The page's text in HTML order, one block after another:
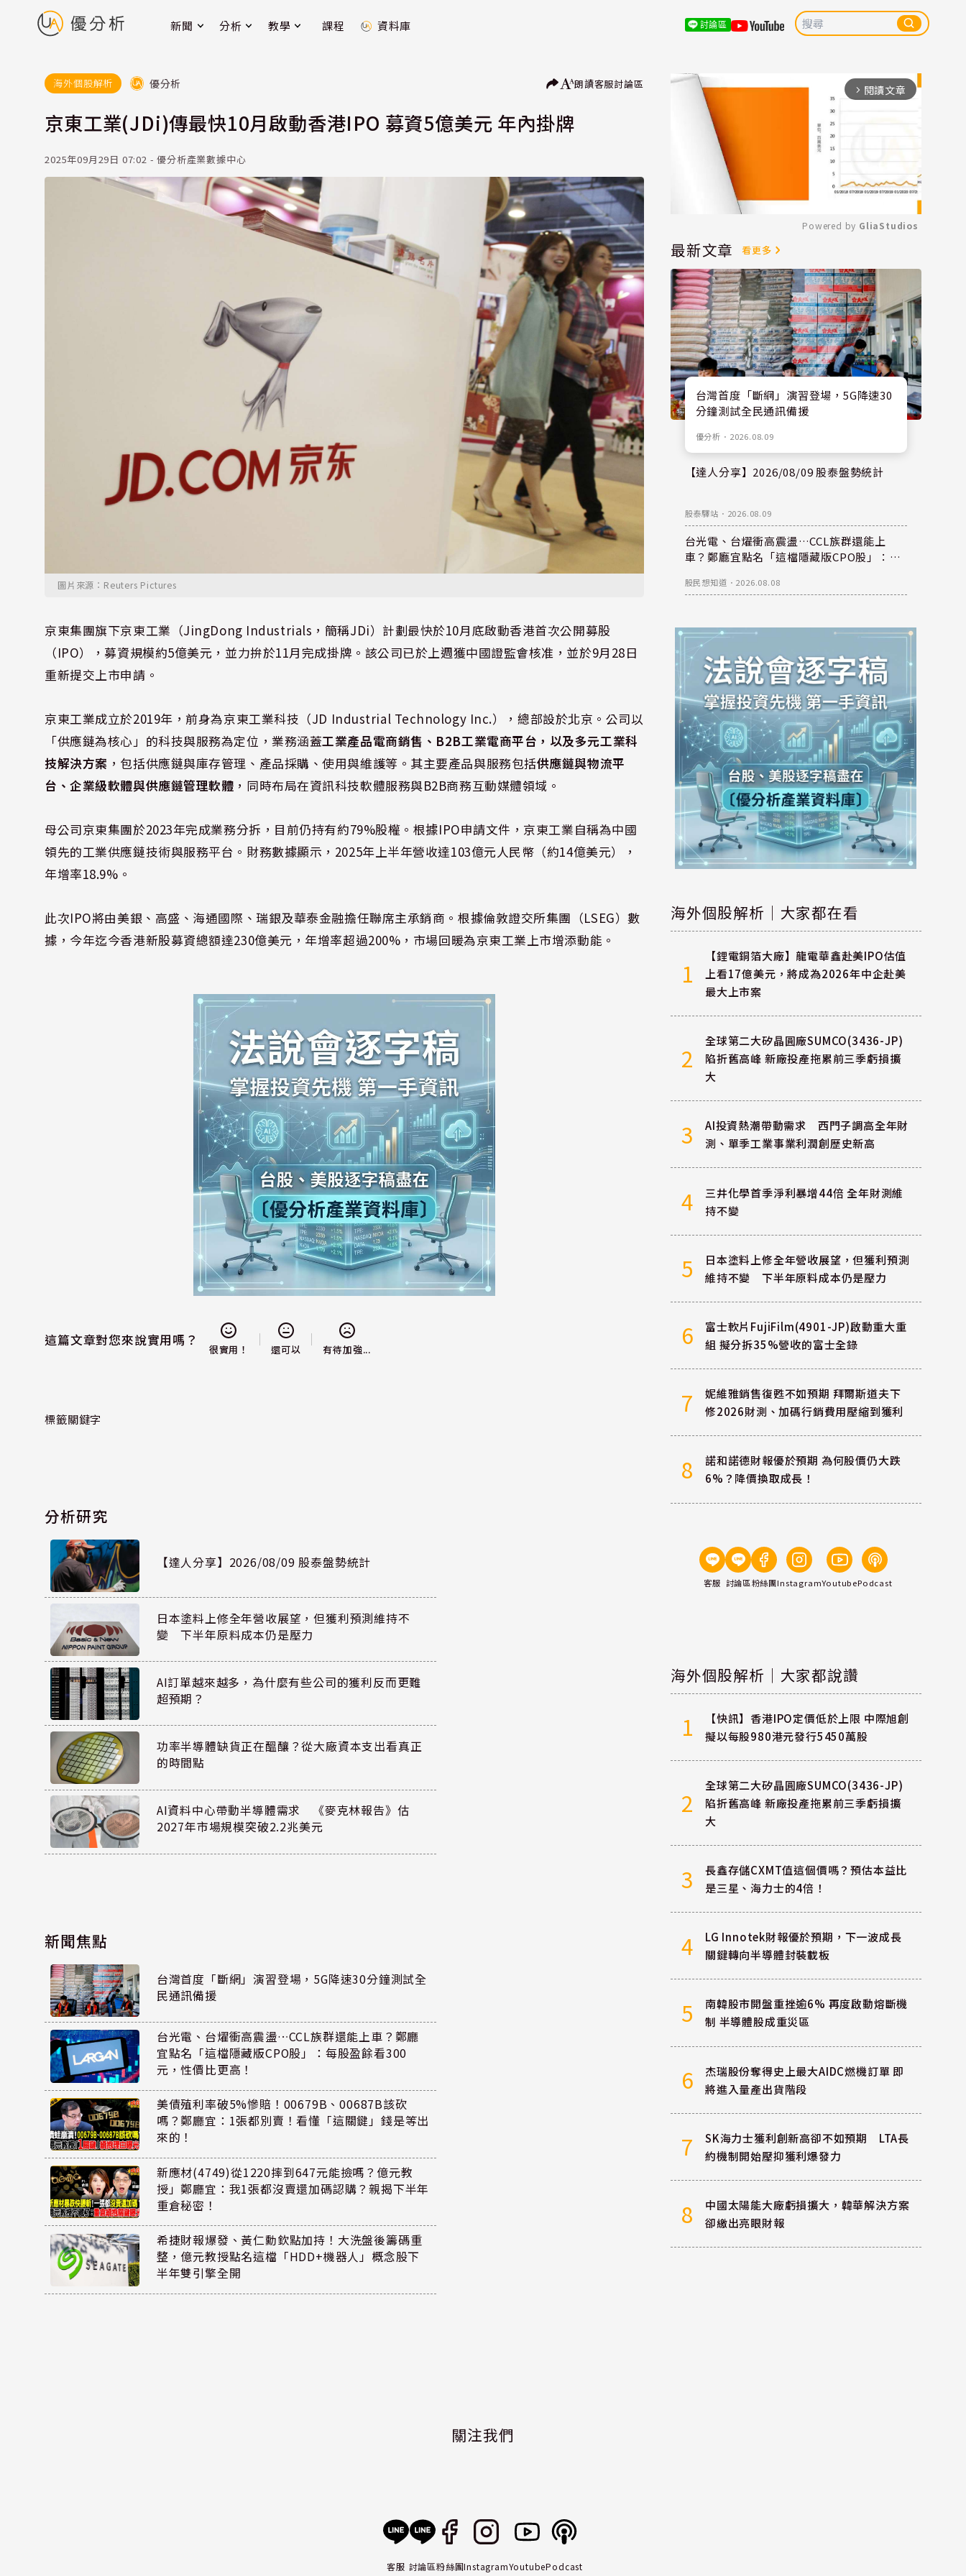
新聞 分析 教學 課程 資料庫 討論區
海外個股解析 優分析 朗讀客服討論區
京東工業(JDi)傳最快10月啟動香港IPO 募資5億美元 年內掛牌
2025年09月29日 07:02 - 優分析產業數據中心
圖片來源：Reuters Pictures
京東集團旗下京東工業（JingDong Industrials，簡稱JDi）計劃最快於10月底啟動香港首次公開募股
（IPO），募資規模約5億美元，並力拚於11月完成掛牌。該公司已於上週獲中國證監會核准，並於9月28日
重新提交上市申請。
京東工業成立於2019年，前身為京東工業科技（JD Industrial Technology Inc.），總部設於北京。公司以
「供應鏈為核心」的科技與服務為定位，業務涵蓋工業產品電商銷售、B2B工業電商平台，以及多元工業科
技解決方案 ，包括供應鏈與庫存管理、產品採購、使用與維護等。其主要產品與服務包括供應鏈與物流平
台、企業級軟體與供應鏈管理軟體 ，同時布局在資訊科技軟體服務與B2B商務互動媒體領域。
母公司京東集團於2023年完成業務分拆，目前仍持有約79%股權。根據IPO申請文件，京東工業自稱為中國
領先的工業供應鏈技術與服務平台。財務數據顯示，2025年上半年營收達103億元人民幣（約14億美元），
年增率18.9%。
此次IPO將由美銀、高盛、海通國際、瑞銀及華泰金融擔任聯席主承銷商。根據倫敦證交所集團（LSEG）數
據，今年迄今香港新股募資總額達230億美元，年增率超過200%，市場回暖為京東工業上市增添動能。
這篇文章對您來說實用嗎？
很實用！ 還可以 有待加強...
標籤關鍵字
分析研究
【達人分享】2026/08/09 股泰盤勢統計
日本塗料上修全年營收展望，但獲利預測維持不
變 下半年原料成本仍是壓力
AI訂單越來越多，為什麼有些公司的獲利反而更難
超預期？
功率半導體缺貨正在醞釀？從大廠資本支出看真正
的時間點
AI資料中心帶動半導體需求 《麥克林報告》估
2027年市場規模突破2.2兆美元
新聞焦點
台灣首度「斷網」演習登場，5G降速30分鐘測試全
民通訊備援
台光電、台燿衝高震盪…CCL族群還能上車？鄭廳
宜點名「這檔隱藏版CPO股」：每股盈餘看300
元，性價比更高！
美債殖利率破5%慘賠！00679B、00687B該砍
嗎？鄭廳宜：1張都別賣！看懂「這關鍵」錢是等出
來的！
新應材(4749)從1220摔到647元能撿嗎？億元教
授」鄭廳宜：我1張都沒賣還加碼認購？親揭下半年
重倉秘密！
希捷財報爆發、黃仁勳欽點加持！大洗盤後籌碼重
整，億元教授點名這檔「HDD+機器人」概念股下
半年雙引擎全開
arrow_forward_ios 閱讀文章
Mute
Powered by GliaStudios
最新文章 看更多
台灣首度「斷網」演習登場，5G降速30
分鐘測試全民通訊備援
優分析 ． 2026.08.09
【達人分享】2026/08/09 股泰盤勢統計
股泰驛站 ． 2026.08.09
台光電、台燿衝高震盪…CCL族群還能上
車？鄭廳宜點名「這檔隱藏版CPO股」：每
股民想知道 ． 2026.08.08
海外個股解析｜大家都在看
1
【鋰電銅箔大廠】龍電華鑫赴美IPO估值
上看17億美元，將成為2026年中企赴美
最大上市案
2
全球第二大矽晶圓廠SUMCO(3436-JP)
陷折舊高峰 新廠投產拖累前三季虧損擴
大
3
AI投資熱潮帶動需求 西門子調高全年財
測、單季工業事業利潤創歷史新高
4
三井化學首季淨利暴增44倍 全年財測維
持不變
5
日本塗料上修全年營收展望，但獲利預測
維持不變 下半年原料成本仍是壓力
6
富士軟片FujiFilm(4901-JP)啟動重大重
組 擬分拆35%營收的富士全錄
7
妮維雅銷售復甦不如預期 拜爾斯道夫下
修2026財測、加碼行銷費用壓縮到獲利
8
諾和諾德財報優於預期 為何股價仍大跌
6%？降價換取成長！
客服 討論區粉絲團InstagramYoutubePodcast
海外個股解析｜大家都說讚
1
【快訊】香港IPO定價低於上限 中際旭創
擬以每股980港元發行5450萬股
2
全球第二大矽晶圓廠SUMCO(3436-JP)
陷折舊高峰 新廠投產拖累前三季虧損擴
大
3
長鑫存儲CXMT值這個價嗎？預估本益比
是三星、海力士的4倍！
4
LG Innotek財報優於預期，下一波成長
關鍵轉向半導體封裝載板
5
南韓股市開盤重挫逾6% 再度啟動熔斷機
制 半導體股成重災區
6
杰瑞股份奪得史上最大AIDC燃機訂單 即
將進入量產出貨階段
7
SK海力士獲利創新高卻不如預期 LTA長
約機制開始壓抑獲利爆發力
8
中國太陽能大廠虧損擴大，韓華解決方案
卻繳出亮眼財報
關注我們
客服 討論區粉絲團InstagramYoutubePodcast